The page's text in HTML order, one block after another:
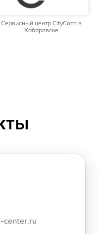
Сервисный центр CityCoco в
Хабаровске
center.ru